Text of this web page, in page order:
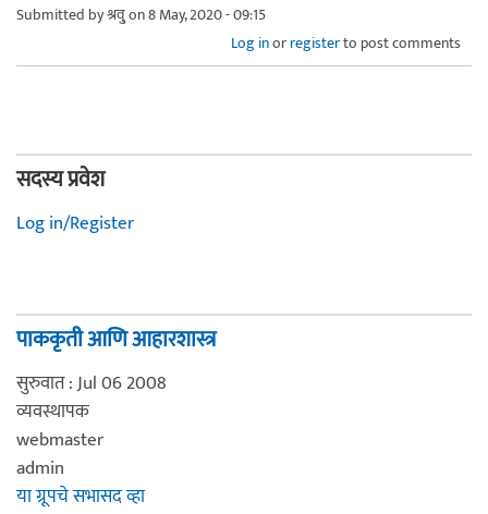
Submitted byश्रवु्on 8 May, 2020 - 09:15
Log inorregisterto post comments
सदस्य प्रवेश
Log in/Register
पाककृती आणि आहारशास्त्र
सुरुवात : Jul 06 2008
व्यवस्थापक
webmaster
admin
या ग्रूपचे सभासद व्हा